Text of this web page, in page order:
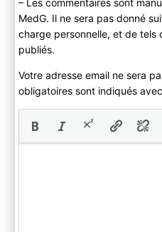
MedG. Il ne sera pas donné
charge personnelle, et de tels
publiés.
Votre adresse email ne sera
obligatoires sont indiqués avec